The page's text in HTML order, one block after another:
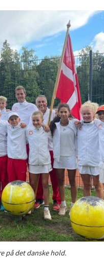
på det danske hold.